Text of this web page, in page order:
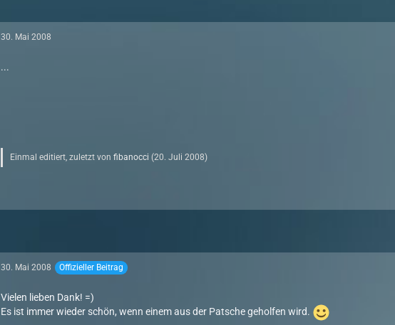
30. Mai 2008
...
Einmal editiert, zuletzt vonfibanocci (20. Juli 2008)
30. Mai 2008 Offizieller Beitrag
Vielen lieben Dank! =)
Es ist immer wieder schön, wenn einem aus der Patsche geholfen wird.